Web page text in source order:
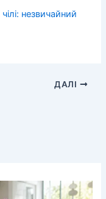
незвичайний
ДАЛІ